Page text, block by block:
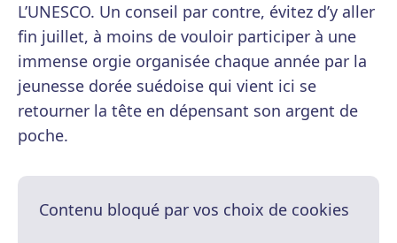
L’UNESCO. Un conseil par contre, évitez d’y aller
fin juillet, à moins de vouloir participer à une
immense orgie organisée chaque année par la
jeunesse dorée suédoise qui vient ici se
retourner la tête en dépensant son argent de
poche.
Contenu bloqué par vos choix de cookies